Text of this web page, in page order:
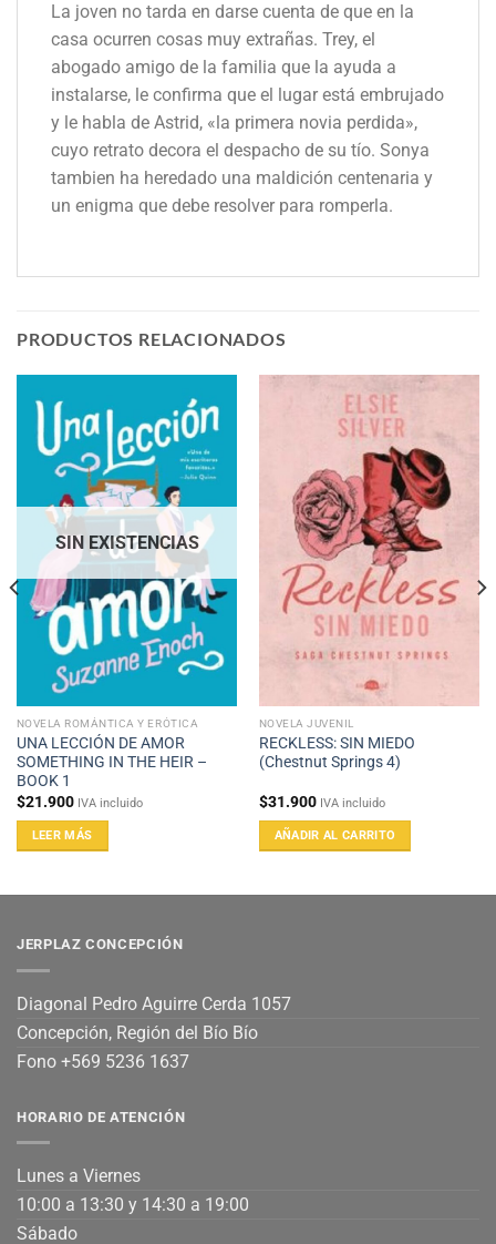
La joven no tarda en darse cuenta de que en la
casa ocurren cosas muy extrañas. Trey, el
abogado amigo de la familia que la ayuda a
instalarse, le confirma que el lugar está embrujado
y le habla de Astrid, «la primera novia perdida»,
cuyo retrato decora el despacho de su tío. Sonya
tambien ha heredado una maldición centenaria y
un enigma que debe resolver para romperla.
PRODUCTOS RELACIONADOS
SIN EXISTENCIAS
NOVELA ROMÁNTICA Y ERÓTICA
UNA LECCIÓN DE AMOR
SOMETHING IN THE HEIR –
BOOK 1
$21.900 IVA incluido
LEER MÁS
NOVELA JUVENIL
RECKLESS: SIN MIEDO
(Chestnut Springs 4)
$31.900 IVA incluido
AÑADIR AL CARRITO
JERPLAZ CONCEPCIÓN
Diagonal Pedro Aguirre Cerda 1057
Concepción, Región del Bío Bío
Fono +569 5236 1637
HORARIO DE ATENCIÓN
Lunes a Viernes
10:00 a 13:30 y 14:30 a 19:00
Sábado